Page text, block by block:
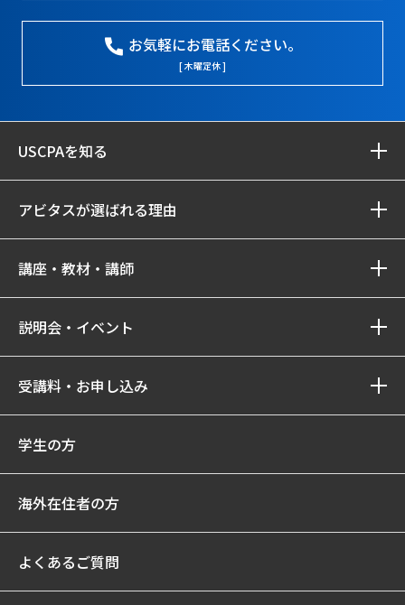
お気軽にお電話ください。
[ 木曜定休 ]
USCPAを知る
アビタスが選ばれる理由
講座・教材・講師
説明会・イベント
受講料・お申し込み
学生の方
海外在住者の方
よくあるご質問